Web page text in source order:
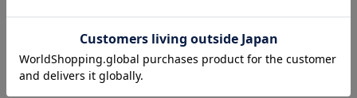
クセントになります。
合金製で細めから中肉の断面設計、ねじれ加工により表面にリ
ズム感を持たせています。